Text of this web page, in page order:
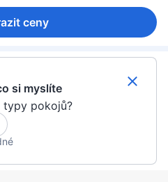
ceny
si myslíte
pokojů?